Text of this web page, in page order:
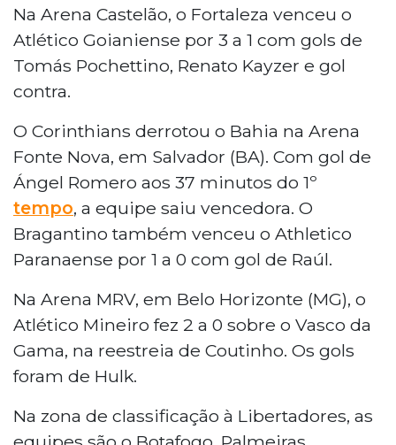
Na Arena Castelão, o Fortaleza venceu o
Atlético Goianiense por 3 a 1 com gols de
Tomás Pochettino, Renato Kayzer e gol
contra.
O Corinthians derrotou o Bahia na Arena
Fonte Nova, em Salvador (BA). Com gol de
Ángel Romero aos 37 minutos do 1º
tempo, a equipe saiu vencedora. O
Bragantino também venceu o Athletico
Paranaense por 1 a 0 com gol de Raúl.
Na Arena MRV, em Belo Horizonte (MG), o
Atlético Mineiro fez 2 a 0 sobre o Vasco da
Gama, na reestreia de Coutinho. Os gols
foram de Hulk.
Na zona de classificação à Libertadores, as